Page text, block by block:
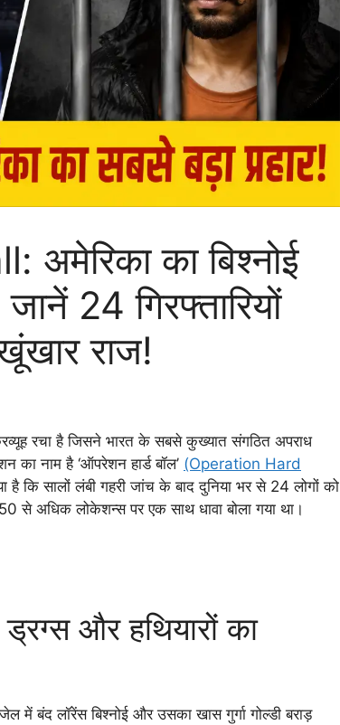
का बिश्नोई
24 गिरफ्तारियों
राज!
रचा है जिसने भारत के सबसे कुख्यात संगठित अपराध
का नाम है ‘ऑपरेशन हार्ड बॉल’ (Operation Hard
है कि सालों लंबी गहरी जांच के बाद दुनिया भर से 24 लोगों को
से अधिक लोकेशन्स पर एक साथ धावा बोला गया था।
और हथियारों का
में बंद लॉरेंस बिश्नोई और उसका खास गुर्गा गोल्डी बराड़